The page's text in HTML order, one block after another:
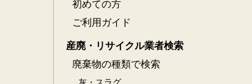
初めての方
ご利用ガイド
産廃・リサイクル業者検索
廃棄物の種類で検索